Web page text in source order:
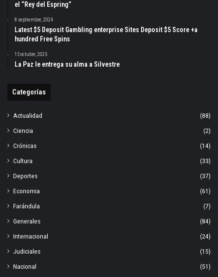
el “Rey del Espring”
8 septiembre, 2024
Latest $5 Deposit Gambling enterprise Sites Deposit $5 Score +a
hundred Free Spins
15 octubre, 2025
La Paz le entrega su alma a Silvestre
Categorías
Actualidad
(88)
Ciencia
(2)
Crónicas
(14)
Cultura
(33)
Deportes
(37)
Economia
(61)
Farándula
(7)
Generales
(84)
Internacional
(24)
Judiciales
(15)
Nacional
(51)